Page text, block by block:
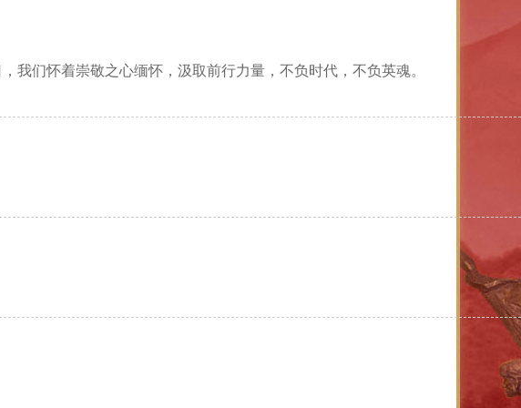
我们怀着崇敬之心缅怀，汲取前行力量，不负时代，不负英魂。